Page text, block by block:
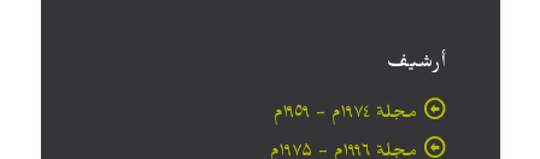
أرشيف
مجلة ۱۹۷٤م - ١٩٥٩م